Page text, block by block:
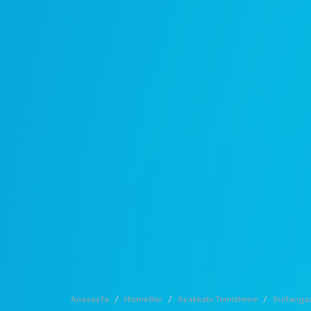
Anasayfa Hizmetler Ayakkabı Temizleme